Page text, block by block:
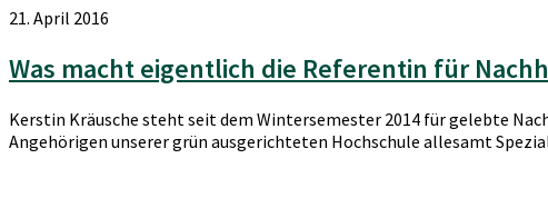
21. April 2016
Was macht eigentlich die Referentin für
Kerstin Kräusche steht seit dem Wintersemester 2014 für gelebte
Angehörigen unserer grün ausgerichteten Hochschule allesamt